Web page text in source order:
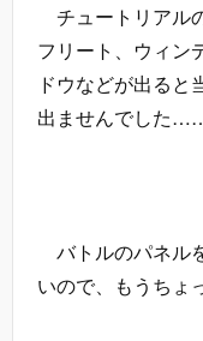
チュートリアル
フリート、ウィン
ドウなどが出ると
出ませんでした
バトルのパネル
いので、もうちょ